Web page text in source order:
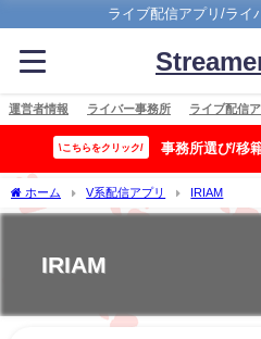
ライブ配信アプリ/ライ
運営者情報 ライバー事務所 ライブ配信
\こちらをクリック/ 事務所選び/移
ホーム V系配信アプリ IRIAM
IRIAM